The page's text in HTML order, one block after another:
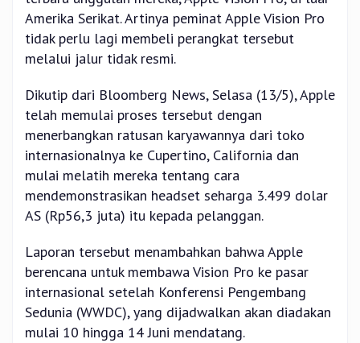
Amerika Serikat. Artinya peminat Apple Vision Pro
tidak perlu lagi membeli perangkat tersebut
melalui jalur tidak resmi.
Dikutip dari Bloomberg News, Selasa (13/5), Apple
telah memulai proses tersebut dengan
menerbangkan ratusan karyawannya dari toko
internasionalnya ke Cupertino, California dan
mulai melatih mereka tentang cara
mendemonstrasikan headset seharga 3.499 dolar
AS (Rp56,3 juta) itu kepada pelanggan.
Laporan tersebut menambahkan bahwa Apple
berencana untuk membawa Vision Pro ke pasar
internasional setelah Konferensi Pengembang
Sedunia (WWDC), yang dijadwalkan akan diadakan
mulai 10 hingga 14 Juni mendatang.